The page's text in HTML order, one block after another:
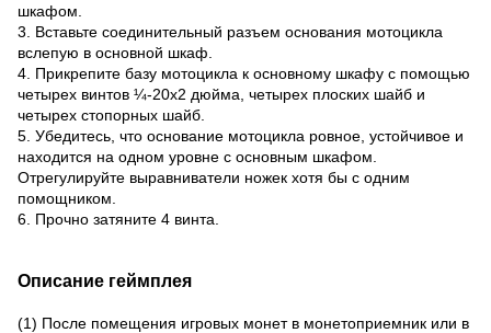
шкафом.
3. Вставьте соединительный разъем основания мотоцикла
вслепую в основной шкаф.
4. Прикрепите базу мотоцикла к основному шкафу с помощью
четырех винтов ¼-20x2 дюйма, четырех плоских шайб и
четырех стопорных шайб.
5. Убедитесь, что основание мотоцикла ровное, устойчивое и
находится на одном уровне с основным шкафом.
Отрегулируйте выравниватели ножек хотя бы с одним
помощником.
6. Прочно затяните 4 винта.
Описание геймплея
(1) После помещения игровых монет в монетоприемник или в